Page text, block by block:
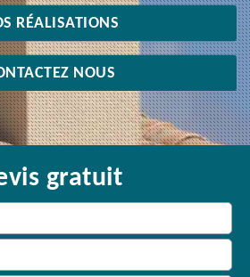
RÉALISATIONS
NOUS
gratuit